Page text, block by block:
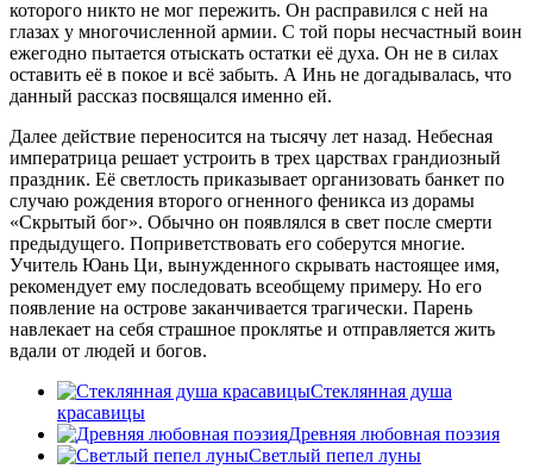
которого никто не мог пережить. Он расправился с ней на
глазах у многочисленной армии. С той поры несчастный воин
ежегодно пытается отыскать остатки её духа. Он не в силах
оставить её в покое и всё забыть. А Инь не догадывалась, что
данный рассказ посвящался именно ей.
Далее действие переносится на тысячу лет назад. Небесная
императрица решает устроить в трех царствах грандиозный
праздник. Её светлость приказывает организовать банкет по
случаю рождения второго огненного феникса из дорамы
«Скрытый бог». Обычно он появлялся в свет после смерти
предыдущего. Поприветствовать его соберутся многие.
Учитель Юань Ци, вынужденного скрывать настоящее имя,
рекомендует ему последовать всеобщему примеру. Но его
появление на острове заканчивается трагически. Парень
навлекает на себя страшное проклятье и отправляется жить
вдали от людей и богов.
Стеклянная душа
красавицы
Древняя любовная поэзия
Светлый пепел луны